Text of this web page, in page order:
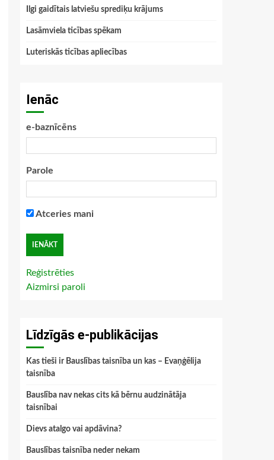
Ilgi gaidītais latviešu sprediķu krājums
Lasāmviela ticības spēkam
Luteriskās ticības apliecības
Ienāc
e-baznīcēns
Parole
Atceries mani
Reģistrēties
Aizmirsi paroli
Līdzīgās e-publikācijas
Kas tieši ir Bauslības taisnība un kas – Evaņģēlija
taisnība
Bauslība nav nekas cits kā bērnu audzinātāja
taisnībai
Dievs atalgo vai apdāvina?
Bauslības taisnība neder nekam